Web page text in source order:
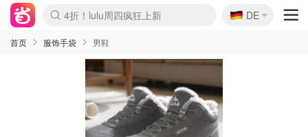
Boticinal 夏促开抢！
4折！lulu周四疯狂上新
还没结束！&OtherStories大促
Joybuy变相75折 随时失效
速领！Stanley独家85折
疑似霸哥！Camper额外叠85折
Zalando 奥莱闪促！每日更新
Moncler反季囤！5折起+叠9折
Coach Brooklyn仅€192
🇩🇪
DE
首页 服饰手袋 男鞋